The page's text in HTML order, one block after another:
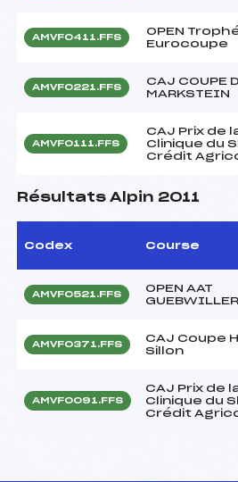
AMVF0411.FFS
OPEN
Eurocoupe
AMVF0221.FFS
CAJ COUPE
MARKSTEIN
AMVF0111.FFS
CAJ Prix de
Clinique du
Crédit
Résultats Alpin 2011
Codex Course
AMVF0521.FFS
OPEN AAT
GUEBWILLER
AMVF0371.FFS
CAJ Coupe
Sillon
AMVF0091.FFS
CAJ Prix de
Clinique du
Crédit